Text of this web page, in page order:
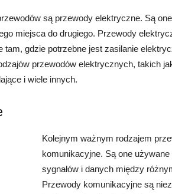
są przewody elektryczne. Są
miejsca do drugiego. Przewody
gdzie potrzebne jest zasilanie
przewodów elektrycznych, takich
i wiele innych.
Kolejnym ważnym rodzajem
komunikacyjne. Są one używane
sygnałów i danych między
Przewody komunikacyjne są